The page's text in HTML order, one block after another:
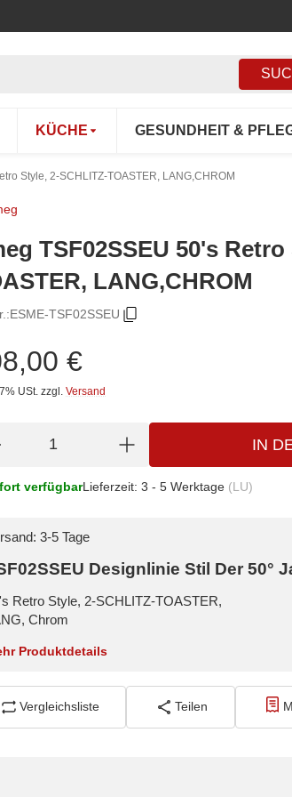
KÜCHE GESUNDHEIT &
Style, 2-SCHLITZ-TOASTER, LANG,CHROM
TSF02SSEU 50's
LANG,CHROM
ESME-TSF02SSEU
€
USt. zzgl. Versand
IN
verfügbarLieferzeit: 3 - 5 Werktage (LU)
3-5 Tage
Designlinie Stil Der 50°
Retro Style, 2-SCHLITZ-TOASTER,
Chrom
Produktdetails
Vergleichsliste Teilen